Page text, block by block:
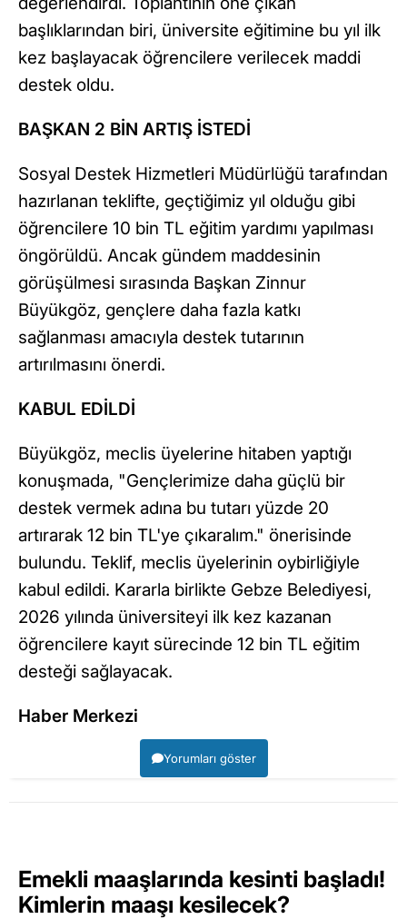
başlıklarından biri, üniversite eğitimine bu yıl ilk
kez başlayacak öğrencilere verilecek maddi
destek oldu.
BAŞKAN 2 BİN ARTIŞ İSTEDİ
Sosyal Destek Hizmetleri Müdürlüğü tarafından
hazırlanan teklifte, geçtiğimiz yıl olduğu gibi
öğrencilere 10 bin TL eğitim yardımı yapılması
öngörüldü. Ancak gündem maddesinin
görüşülmesi sırasında Başkan Zinnur
Büyükgöz, gençlere daha fazla katkı
sağlanması amacıyla destek tutarının
artırılmasını önerdi.
KABUL EDİLDİ
Büyükgöz, meclis üyelerine hitaben yaptığı
konuşmada, "Gençlerimize daha güçlü bir
destek vermek adına bu tutarı yüzde 20
artırarak 12 bin TL'ye çıkaralım." önerisinde
bulundu. Teklif, meclis üyelerinin oybirliğiyle
kabul edildi. Kararla birlikte Gebze Belediyesi,
2026 yılında üniversiteyi ilk kez kazanan
öğrencilere kayıt sürecinde 12 bin TL eğitim
desteği sağlayacak.
Haber Merkezi
Yorumları göster
Emekli maaşlarında kesinti başladı!
Kimlerin maaşı kesilecek?